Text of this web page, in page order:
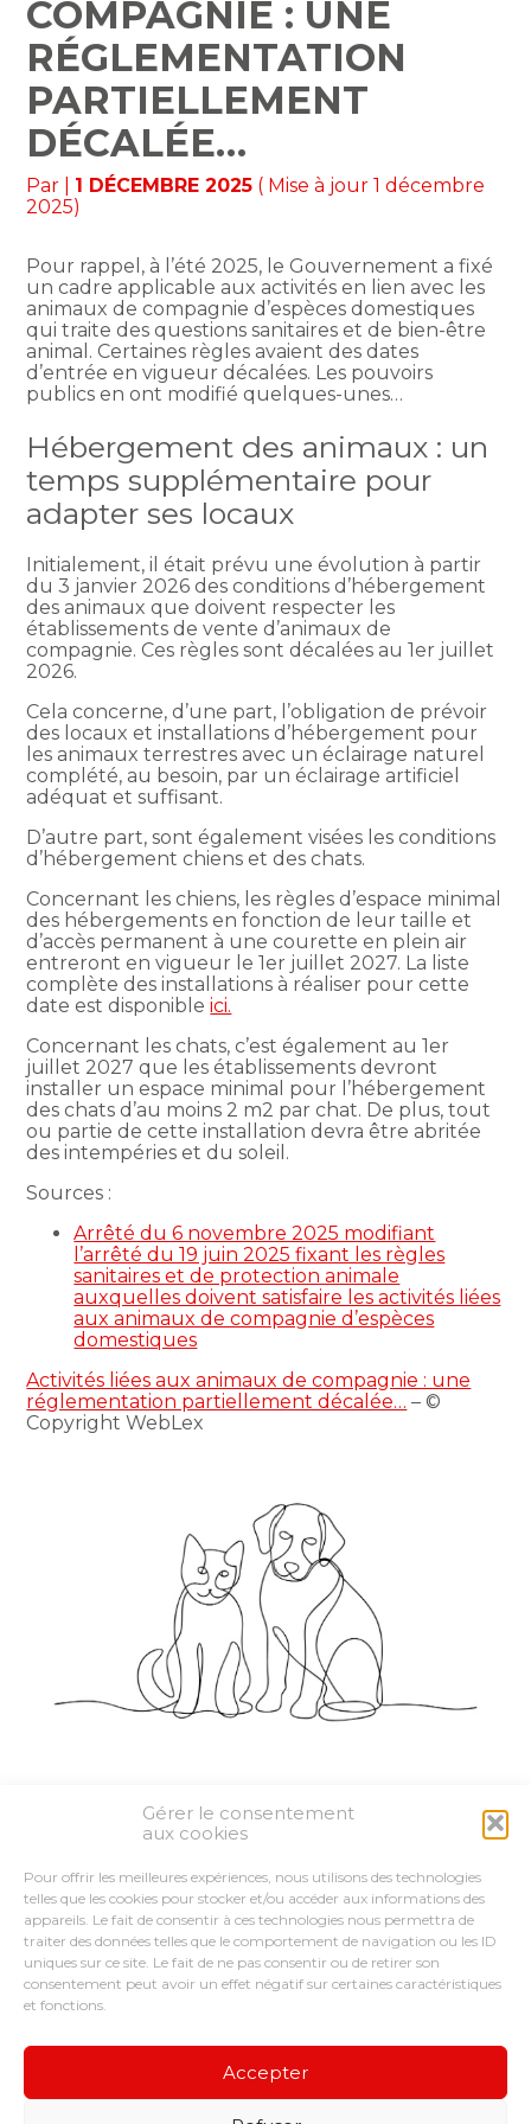
Gérer le consentement
aux cookies
Pour offrir les meilleures expériences, nous utilisons des technologies
telles que les cookies pour stocker et/ou accéder aux informations des
appareils. Le fait de consentir à ces technologies nous permettra de
traiter des données telles que le comportement de navigation ou les ID
uniques sur ce site. Le fait de ne pas consentir ou de retirer son
consentement peut avoir un effet négatif sur certaines caractéristiques
et fonctions.
Accepter
COMPAGNIE : UNE
RÉGLEMENTATION
PARTIELLEMENT
DÉCALÉE…
Par 1 DÉCEMBRE 2025 ( Mise à jour 1 décembre
2025)
Pour rappel, à l’été 2025, le Gouvernement a fixé
un cadre applicable aux activités en lien avec les
animaux de compagnie d’espèces domestiques
qui traite des questions sanitaires et de bien-être
animal. Certaines règles avaient des dates
d’entrée en vigueur décalées. Les pouvoirs
publics en ont modifié quelques-unes…
Hébergement des animaux : un
temps supplémentaire pour
adapter ses locaux
Initialement, il était prévu une évolution à partir
du 3 janvier 2026 des conditions d’hébergement
des animaux que doivent respecter les
établissements de vente d’animaux de
compagnie. Ces règles sont décalées au 1er juillet
2026.
Cela concerne, d’une part, l’obligation de prévoir
des locaux et installations d’hébergement pour
les animaux terrestres avec un éclairage naturel
complété, au besoin, par un éclairage artificiel
adéquat et suffisant.
D’autre part, sont également visées les conditions
d’hébergement chiens et des chats.
Concernant les chiens, les règles d’espace minimal
des hébergements en fonction de leur taille et
d’accès permanent à une courette en plein air
entreront en vigueur le 1er juillet 2027. La liste
complète des installations à réaliser pour cette
date est disponibleici.
Concernant les chats, c’est également au 1er
juillet 2027 que les établissements devront
installer un espace minimal pour l’hébergement
des chats d’au moins 2 m2 par chat. De plus, tout
ou partie de cette installation devra être abritée
des intempéries et du soleil.
Sources :
Arrêté du 6 novembre 2025 modifiant
l’arrêté du 19 juin 2025 fixant les règles
sanitaires et de protection animale
auxquelles doivent satisfaire les activités liées
aux animaux de compagnie d’espèces
domestiques
Activités liées aux animaux de compagnie : une
réglementation partiellement décalée… – ©
Copyright WebLex
FaceBook
TwitterLinkedIn
Principale
CONSEILS ET ACCOMPAGNEMENTS
NOS OUTILS
RECRUTEMENT